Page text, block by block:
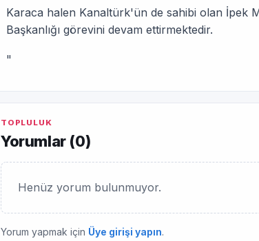
Karaca halen Kanaltürk'ün de sahibi olan İpek
Başkanlığı görevini devam ettirmektedir.
"
TOPLULUK
Yorumlar (0)
Henüz yorum bulunmuyor.
Yorum yapmak için Üye girişi yapın.